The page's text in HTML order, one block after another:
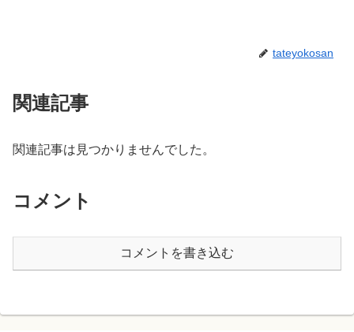
tateyokosan
関連記事
関連記事は見つかりませんでした。
コメント
コメントを書き込む